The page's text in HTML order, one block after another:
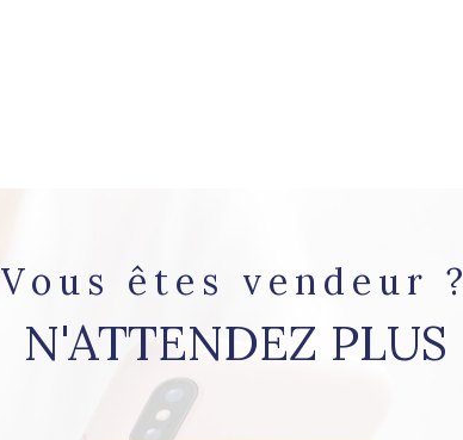
Vous êtes vendeur ?
N'ATTENDEZ PLUS